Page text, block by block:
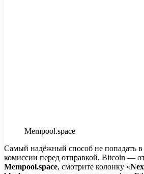
Mempool.space
Самый надёжный способ не попадать
комиссии перед отправкой. Bitcoin —
Mempool.space, смотрите колонку «